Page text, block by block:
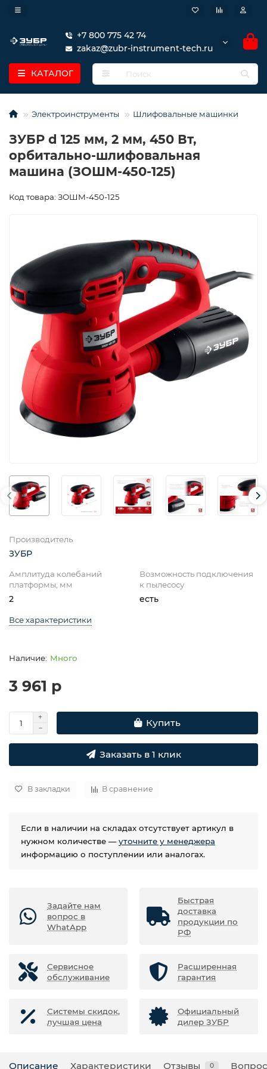
+7 800 775 42 74
zakaz@zubr-instrument-tech.ru
КАТАЛОГ
Электроинструменты Шлифовальные машинки
ЗУБР d 125 мм, 2 мм, 450 Вт,
орбитально-шлифовальная
машина (ЗОШМ-450-125)
Код товара: ЗОШМ-450-125
Производитель
ЗУБР
Амплитуда колебаний
платформы, мм
2
Возможность подключения
к пылесосу
есть
Все характеристики
Много
3 961 р
Купить
Заказать в 1 клик
В закладки В сравнение
Если в наличии на складах отсутствует артикул в
нужном количестве —уточните у менеджера
информацию о поступлении или аналогах.
Задайте нам
вопрос в
WhatApp
Быстрая
доставка
продукции по
РФ
Сервисное
обслуживание
Расширенная
гарантия
Системы скидок,
лучшая цена
Официальный
дилер ЗУБР
Описание Характеристики Отзывы 0